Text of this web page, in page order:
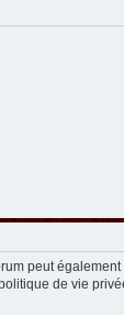
peut
de vie